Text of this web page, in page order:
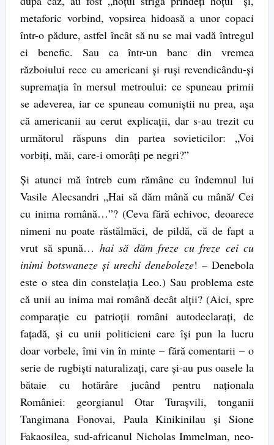
metaforic vorbind, vopsirea hidoasă a unor copaci
într-o pădure, astfel încât să nu se mai vadă întregul
ei benefic. Sau ca într-un banc din vremea
războiului rece cu americani și ruși revendicându-și
supremația în mersul metroului: ce spuneau primii
se adeverea, iar ce spuneau comuniștii nu prea, așa
că americanii au cerut explicații, dar s-au trezit cu
următorul răspuns din partea sovieticilor: „Voi
vorbiți, măi, care-i omorâți pe negri?”
Și atunci mă întreb cum rămâne cu îndemnul lui
Vasile Alecsandri „Hai să dăm mână cu mână/ Cei
cu inima română…”? (Ceva fără echivoc, deoarece
nimeni nu poate răstălmăci, de pildă, că de fapt a
vrut să spună… hai să dăm freze cu freze cei cu
inimi botswaneze și urechi deneboleze! – Denebola
este o stea din constelația Leo.) Sau problema este
că unii au inima mai română decât alții? (Aici, spre
comparație cu patrioții români autodeclarați, de
fațadă, și cu unii politicieni care își pun la lucru
doar vorbele, îmi vin în minte – fără comentarii – o
serie de rugbiști naturalizați, care și-au pus oasele la
bătaie cu hotărâre jucând pentru naționala
României: georgianul Otar Turașvili, tonganii
Tangimana Fonovai, Paula Kinikinilau și Sione
Fakaosilea, sud-africanul Nicholas Immelman, neo-